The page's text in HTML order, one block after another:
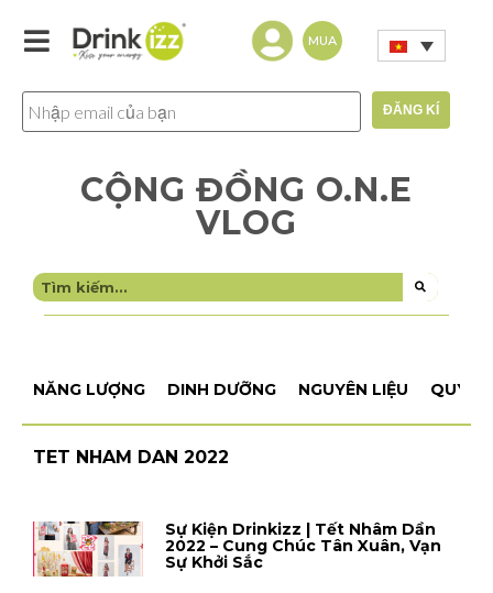
MUA
CỘNG ĐỒNG O.N.E
VLOG
NĂNG LƯỢNG DINH DƯỠNG NGUYÊN LIỆU QUY
TET NHAM DAN 2022
Sự Kiện Drinkizz | Tết Nhâm Dần
2022 – Cung Chúc Tân Xuân, Vạn
Sự Khởi Sắc